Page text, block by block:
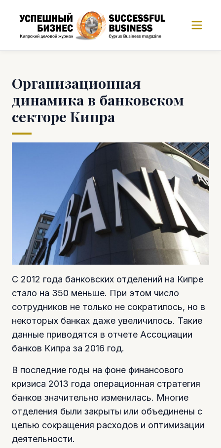
Организационная
динамика в банковском
секторе Кипра
С 2012 года банковских отделений на Кипре
стало на 350 меньше. При этом число
сотрудников не только не сократилось, но в
некоторых банках даже увеличилось. Такие
данные приводятся в отчете Ассоциации
банков Кипра за 2016 год.
В последние годы на фоне финансового
кризиса 2013 года операционная стратегия
банков значительно изменилась. Многие
отделения были закрыты или объединены с
целью сокращения расходов и оптимизации
деятельности.